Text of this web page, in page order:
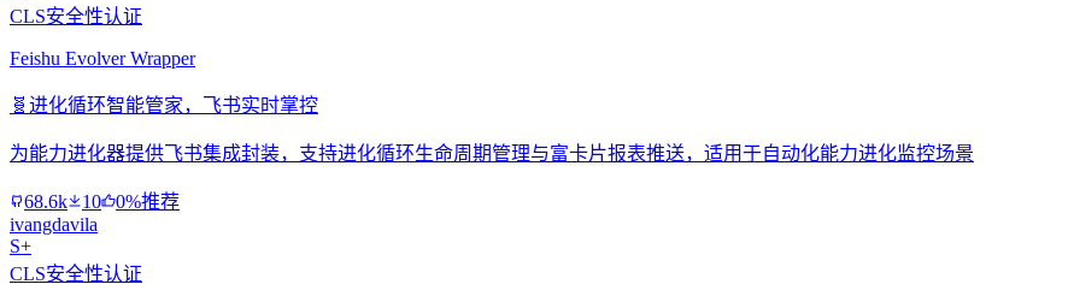
CLS安全性认证
Feishu Evolver Wrapper
🧬 进化循环智能管家，飞书实时掌控
为能力进化器提供飞书集成封装，支持进化循环生命周期管理与富卡片报表推送，适用于自动化能力进化监控场景
68.6k 10
0%推荐
ivangdavila
S+
CLS安全性认证